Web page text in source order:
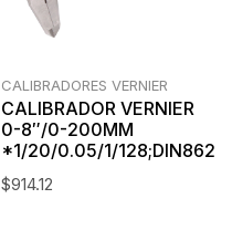
CALIBRADORES VERNIER
CALIBRADOR VERNIER
0-8″/0-200MM
*1/20/0.05/1/128;DIN862
$914.12